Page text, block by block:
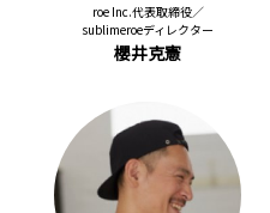
roe Inc.代表取締役／
sublimeroeディレクター
櫻井克憲